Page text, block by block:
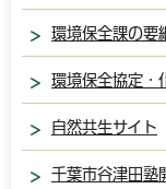
環境保全課の要
環境保全協定・
自然共生サイト
千葉市谷津田塾